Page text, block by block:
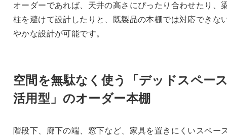
オーダーであれば、天井の高さにぴったり合わせたり、
柱を避けて設計したりと、既製品の本棚では対応できな
やかな設計が可能です。
空間を無駄なく使う「デッドスペー
活用型」のオーダー本棚
階段下、廊下の端、窓下など、家具を置きにくいスペー